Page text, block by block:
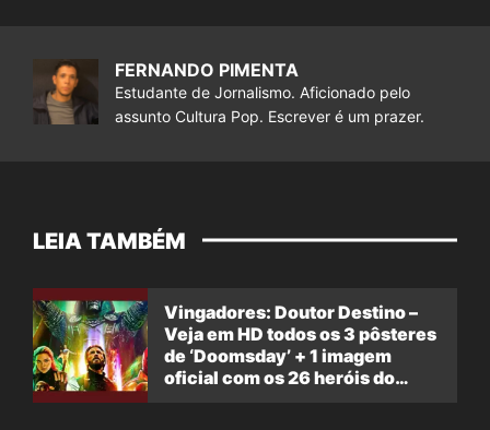
FERNANDO PIMENTA
Estudante de Jornalismo. Aficionado pelo
assunto Cultura Pop. Escrever é um prazer.
LEIA TAMBÉM
Vingadores: Doutor Destino –
Veja em HD todos os 3 pôsteres
de ‘Doomsday’ + 1 imagem
oficial com os 26 heróis do